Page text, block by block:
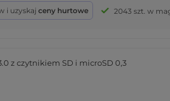
i uzyskaj ceny hurtowe 2043 szt. w
z czytnikiem SD i microSD 0,3